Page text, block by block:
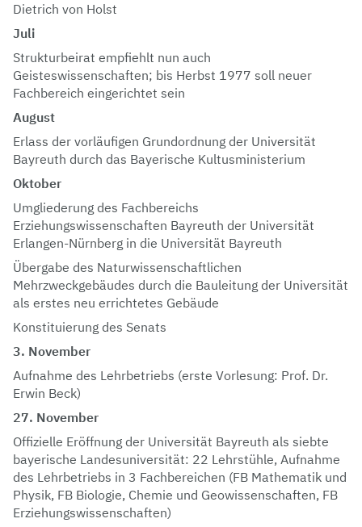
Dietrich von Holst
Juli
Strukturbeirat empfiehlt nun auch
Geisteswissenschaften; bis Herbst 1977 soll neuer
Fachbereich eingerichtet sein
August
Erlass der vorläufigen Grundordnung der Universität
Bayreuth durch das Bayerische Kultusministerium
Oktober
Umgliederung des Fachbereichs
Erziehungswissenschaften Bayreuth der Universität
Erlangen-Nürnberg in die Universität Bayreuth
Übergabe des Naturwissenschaftlichen
Mehrzweckgebäudes durch die Bauleitung der Universität
als erstes neu errichtetes Gebäude
Konstituierung des Senats
3. November
Aufnahme des Lehrbetriebs (erste Vorlesung: Prof. Dr.
Erwin Beck)
27. November
Offizielle Eröffnung der Universität Bayreuth als siebte
bayerische Landesuniversität: 22 Lehrstühle, Aufnahme
des Lehrbetriebs in 3 Fachbereichen (FB Mathematik und
Physik, FB Biologie, Chemie und Geowissenschaften, FB
Erziehungswissenschaften)